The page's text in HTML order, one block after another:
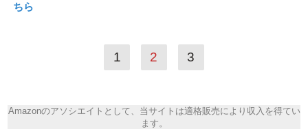
ちら
1 2 3
Amazonのアソシエイトとして、当サイトは適格販売により収入を得てい
ます。